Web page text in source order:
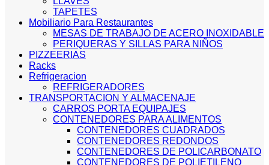
TAPETES
Mobiliario Para Restaurantes
MESAS DE TRABAJO DE ACERO INOXIDABLE
PERIQUERAS Y SILLAS PARA NIÑOS
PIZZEERIAS
Racks
Refrigeracion
REFRIGERADORES
TRANSPORTACION Y ALMACENAJE
CARROS PORTA EQUIPAJES
CONTENEDORES PARA ALIMENTOS
CONTENEDORES CUADRADOS
CONTENEDORES REDONDOS
CONTENEDORES DE POLICARBONATO
CONTENEDORES DE POLIETILENO